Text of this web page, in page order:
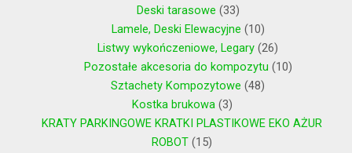
Deski tarasowe 33
Lamele, Deski Elewacyjne 10
Listwy wykończeniowe, Legary 26
Pozostałe akcesoria do kompozytu 10
Sztachety Kompozytowe 48
Kostka brukowa 3
KRATY PARKINGOWE KRATKI PLASTIKOWE EKO AŻUR
ROBOT 15